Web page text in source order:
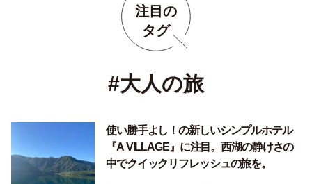
注目の
タグ
#大人の旅
使い勝手よし！の新しいシンプルホテル
『A VILLAGE』に注目。西湖の静けさの
中でクイックリフレッシュの旅を。